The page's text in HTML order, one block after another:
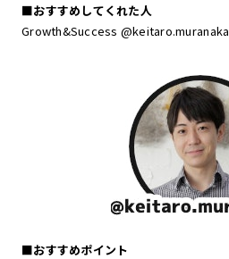
■おすすめしてくれた人
Growth&Success @keitaro.muranaka
■おすすめポイント